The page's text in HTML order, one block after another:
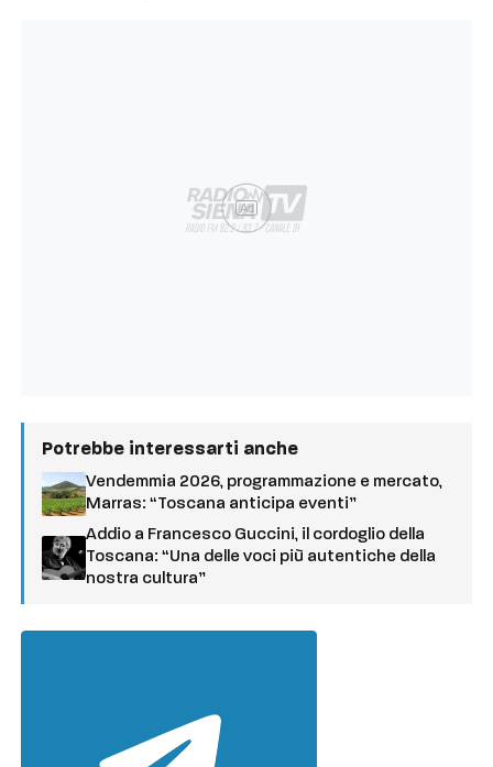
Ad
Potrebbe interessarti anche
Vendemmia 2026, programmazione e mercato,
Marras: “Toscana anticipa eventi”
Addio a Francesco Guccini, il cordoglio della
Toscana: “Una delle voci più autentiche della
nostra cultura”